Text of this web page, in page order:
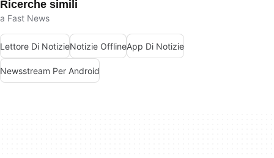
Ricerche simili
a Fast News
Lettore Di NotizieNotizie OfflineApp Di Notizie
Newsstream Per Android